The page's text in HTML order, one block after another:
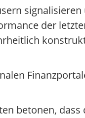
der
betonen,